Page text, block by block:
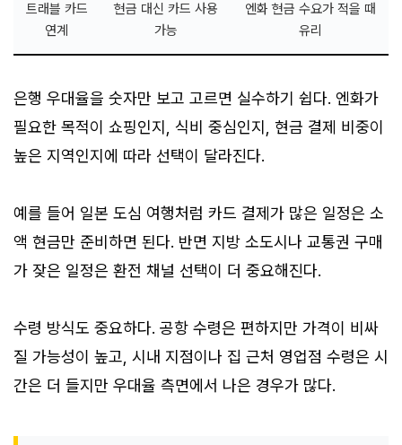
트래블 카드
연계
현금 대신 카드 사용
가능
엔화 현금 수요가 적을 때
유리
은행 우대율을 숫자만 보고 고르면 실수하기 쉽다. 엔화가
필요한 목적이 쇼핑인지, 식비 중심인지, 현금 결제 비중이
높은 지역인지에 따라 선택이 달라진다.
예를 들어 일본 도심 여행처럼 카드 결제가 많은 일정은 소
액 현금만 준비하면 된다. 반면 지방 소도시나 교통권 구매
가 잦은 일정은 환전 채널 선택이 더 중요해진다.
수령 방식도 중요하다. 공항 수령은 편하지만 가격이 비싸
질 가능성이 높고, 시내 지점이나 집 근처 영업점 수령은 시
간은 더 들지만 우대율 측면에서 나은 경우가 많다.